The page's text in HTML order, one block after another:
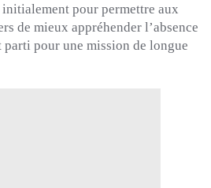
initialement pour permettre aux
de mieux appréhender l’absence
pour une mission de longue